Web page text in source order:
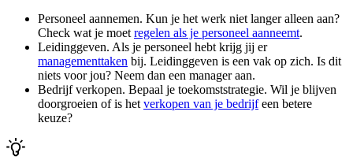
Personeel aannemen. Kun je het werk niet langer alleen aan?
Check wat je moetregelen als je personeel aanneemt.
Leidinggeven. Als je personeel hebt krijg jij er
managementtaken bij. Leidinggeven is een vak op zich. Is dit
niets voor jou? Neem dan een manager aan.
Bedrijf verkopen. Bepaal je toekomststrategie. Wil je blijven
doorgroeien of is hetverkopen van je bedrijfeen betere
keuze?